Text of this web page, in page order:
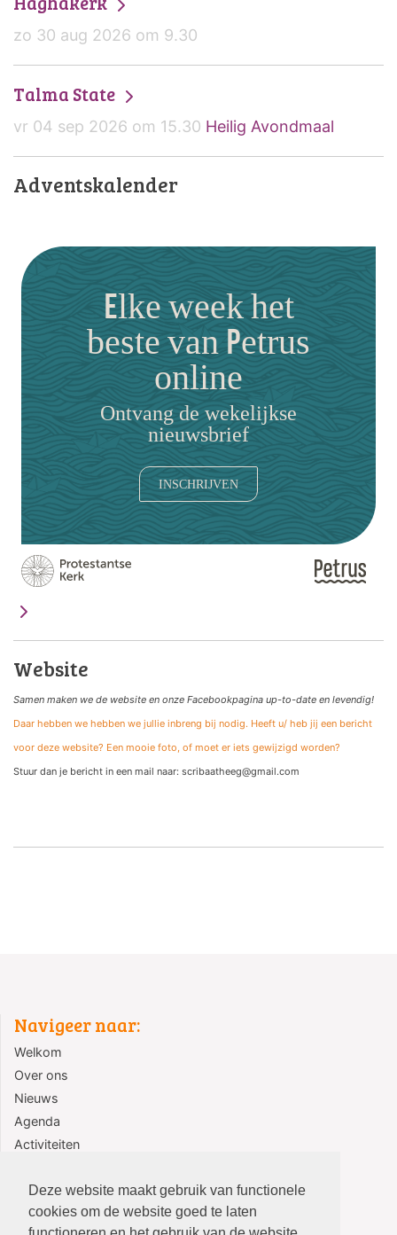
Deze website maakt gebruik van functionele
cookies om de website goed te laten
zo 30 aug 2026 om 9.30
Talma State
vr 04 sep 2026 om 15.30 Heilig Avondmaal
Adventskalender
Elke week het
beste van Petrus
online
Ontvang de wekelijkse
nieuwsbrief
INSCHRIJVEN
Website
Samen maken we de website en onze Facebookpagina up-to-date en levendig!
Daar hebben we hebben we jullie inbreng bij nodig. Heeft u/ heb jij een bericht
voor deze website? Een mooie foto, of moet er iets gewijzigd worden?
Stuur dan je bericht in een mail naar: scribaatheeg@gmail.com
Navigeer naar:
Welkom
Over ons
Nieuws
Agenda
Activiteiten
Contact